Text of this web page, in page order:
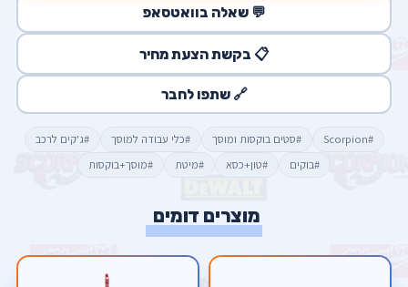
💬 שאלה בוואטסאפ
📋 בקשת הצעת מחיר
🔗 שתפו לחבר
#Scorpion #סטים בוקסות ומוסך #כלי עבודה למוסך
#ג'קים לרכב
#בוקים
#טון+כסא #מיטת #מוסך+בוקסות
מוצרים דומים